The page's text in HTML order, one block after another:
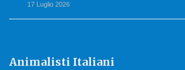
17 Luglio 2026
Animalisti Italiani